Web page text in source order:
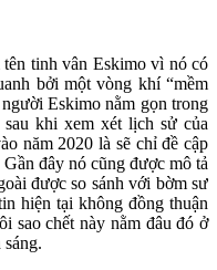
tinh vân Eskimo vì nó có
bởi một vòng khí “mềm
Eskimo nằm gọn trong
khi xem xét lịch sử của
năm 2020 là sẽ chỉ đề cập
đây nó cũng được mô tả
được so sánh với bờm sư
hiện tại không đồng thuận
sao chết này nằm đâu đó ở